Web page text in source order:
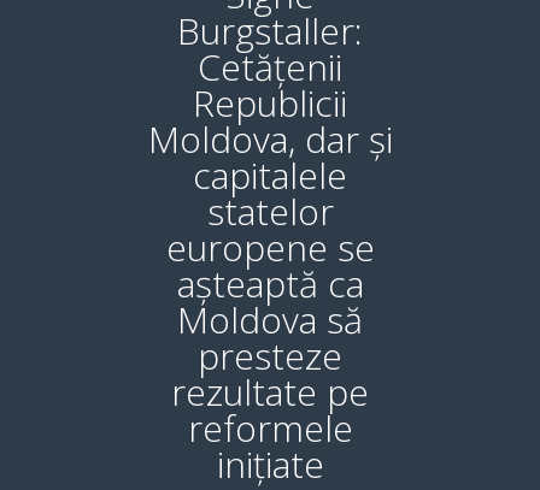
Burgstaller:
Cetățenii
Republicii
Moldova, dar și
capitalele
statelor
europene se
așteaptă ca
Moldova să
presteze
rezultate pe
reformele
inițiate